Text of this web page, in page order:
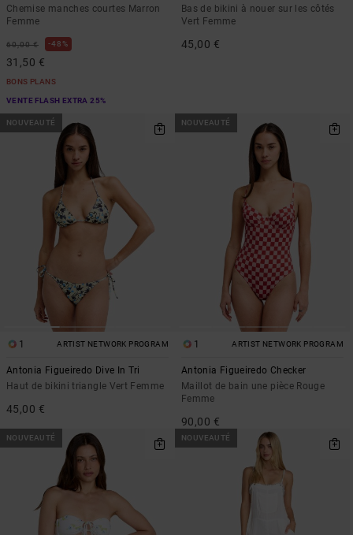
Chemise manches courtes Marron
Femme
60,00 € 48%
31,50 €
BONS PLANS
VENTE FLASH EXTRA 25%
Bas de bikini à nouer sur les côtés
Vert Femme
45,00 €
NOUVEAUTÉ
1 ARTIST NETWORK PROGRAM
Antonia Figueiredo Dive In Tri
Haut de bikini triangle Vert Femme
45,00 €
NOUVEAUTÉ
1 ARTIST NETWORK PROGRAM
Antonia Figueiredo Checker
Maillot de bain une pièce Rouge
Femme
90,00 €
NOUVEAUTÉ NOUVEAUTÉ